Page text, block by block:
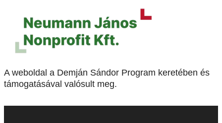
A weboldal a Demján Sándor Program keretében és
támogatásával valósult meg.